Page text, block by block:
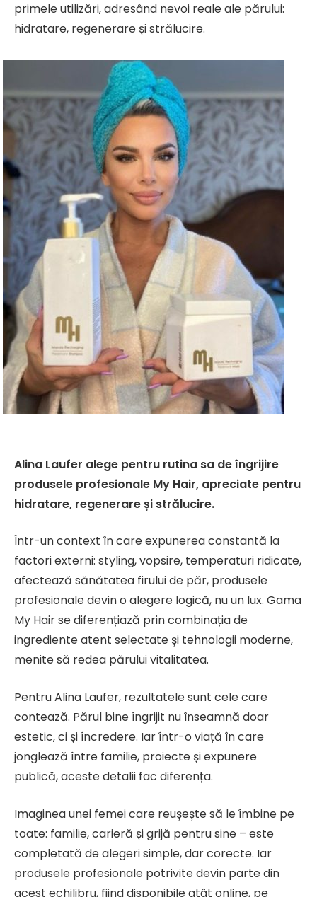
primele utilizări, adresând nevoi reale ale părului:
hidratare, regenerare și strălucire.
Alina Laufer alege pentru rutina sa de îngrijire
produsele profesionale My Hair, apreciate pentru
hidratare, regenerare și strălucire.
Într-un context în care expunerea constantă la
factori externi: styling, vopsire, temperaturi ridicate,
afectează sănătatea firului de păr, produsele
profesionale devin o alegere logică, nu un lux. Gama
My Hair se diferențiază prin combinația de
ingrediente atent selectate și tehnologii moderne,
menite să redea părului vitalitatea.
Pentru Alina Laufer, rezultatele sunt cele care
contează. Părul bine îngrijit nu înseamnă doar
estetic, ci și încredere. Iar într-o viață în care
jonglează între familie, proiecte și expunere
publică, aceste detalii fac diferența.
Imaginea unei femei care reușește să le îmbine pe
toate: familie, carieră și grijă pentru sine – este
completată de alegeri simple, dar corecte. Iar
produsele profesionale potrivite devin parte din
acest echilibru, fiind disponibile atât online, pe